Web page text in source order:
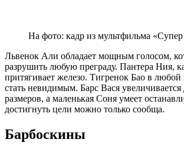
На фото: кадр из мультфильма
Львенок Али обладает мощным голосом,
разрушить любую преграду. Пантера Ния,
притягивает железо. Тигренок Бао в
стать невидимым. Барс Вася увеличивается
размеров, а маленькая Соня умеет
достигнуть цели можно только сообща.
Барбоскины